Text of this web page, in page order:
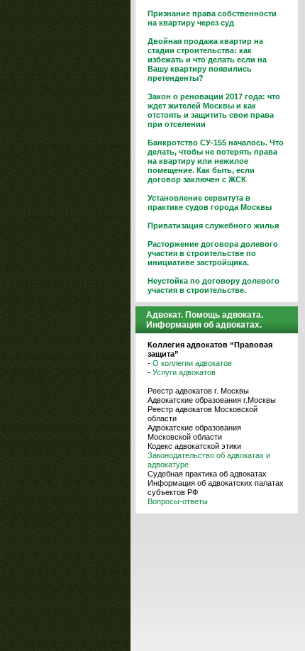
Признание права собственности
на квартиру через суд
Двойная продажа квартир на
стадии строительства: как
избежать и что делать если на
Вашу квартиру появились
претенденты?
Закон о реновации 2017 года: что
ждет жителей Москвы и как
отстоять и защитить свои права
при отселении
Банкротство СУ-155 началось. Что
делать, чтобы не потерять права
на квартиру или нежилое
помещение. Как быть, если
договор заключен с ЖСК
Установление сервитута в
практике судов города Москвы
Приватизация служебного жилья
Расторжение договора долевого
участия в строительстве по
инициативе застройщика.
Неустойка по договору долевого
участия в строительстве.
Адвокат. Помощь адвоката.
Информация об адвокатах.
Коллегия адвокатов “Правовая
защита”
- О коллегии адвокатов
- Услуги адвокатов
Реестр адвокатов г. Москвы
Адвокатские образования г.Москвы
Реестр адвокатов Московской
области
Адвокатские образования
Московской области
Кодекс адвокатской этики
Законодательство об адвокатах и
адвокатуре
Судебная практика об адвокатах
Информация об адвокатских палатах
субъектов РФ
Вопросы-ответы